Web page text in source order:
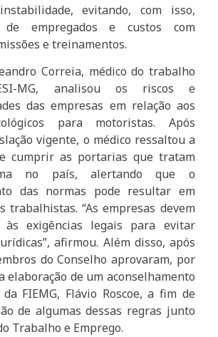
evitando, com isso,
de empregados e custos com
e treinamentos.
Correia, médico do trabalho
MG, analisou os riscos e
das empresas em relação aos
para motoristas. Após
vigente, o médico ressaltou a
cumprir as portarias que tratam
no país, alertando que o
das normas pode resultar em
trabalhistas. “As empresas devem
às exigências legais para evitar
afirmou. Além disso, após
do Conselho aprovaram, por
elaboração de um aconselhamento
FIEMG, Flávio Roscoe, a fim de
de algumas dessas regras junto
Trabalho e Emprego.